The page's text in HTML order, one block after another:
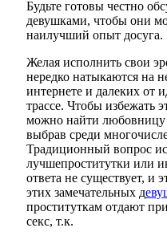
Будьте готовы честно
девушками, чтобы они
наилучший опыт досуга.
Желая исполнить свои
нередко натыкаются на
интернете и далеких от
трассе. Чтобы избежать
можно найти любовницу
выбрав среди
Традиционный вопрос
лучшепроститутки или
ответа не существует, и
этих замечательных д
проституткам отдают
секс, т.к.